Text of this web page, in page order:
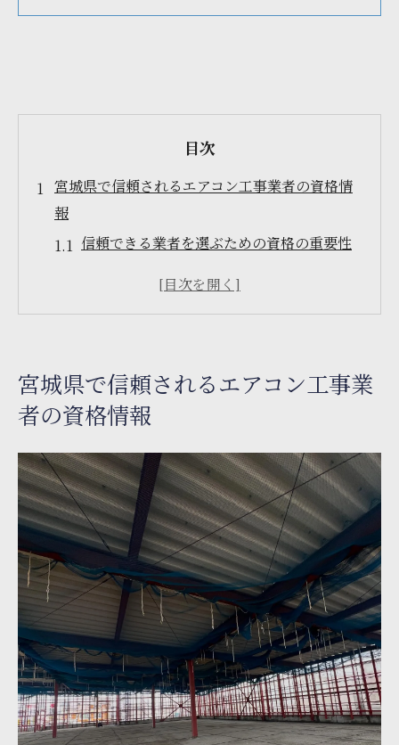
目次
宮城県で信頼されるエアコン工事業者の資格情
報
信頼できる業者を選ぶための資格の重要性
エアコン工事に必要な主な資格一覧
地元で評判の良い資格保持業者
エアコン工事の資格と口コミで見極める業者選
び
口コミで確認するべきポイント
資格情報と口コミを照らし合わせる方法
信頼できる口コミの見分け方
資格と口コミで業者の信頼性を判断
エアコン工事後の満足度を高める選び方
口コミを参考にした業者選びの成功例
宮城県のエアコン工事で必要な資格とその確認
方法
宮城県で必要とされる具体的な資格
宮城県で信頼されるエアコン工事業
者の資格情報